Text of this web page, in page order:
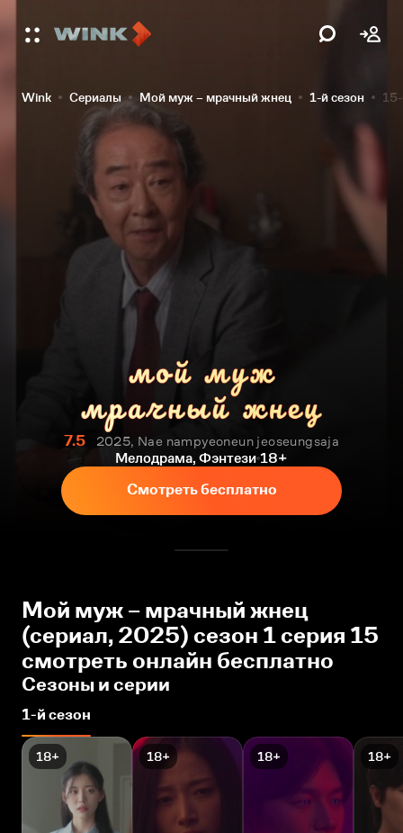
Wink Сериалы Мой муж – мрачный жнец 1-й сезон
7.5
2025, Nae nampyeoneun jeoseungsaja
Мелодрама, Фэнтези 18+
Смотреть бесплатно
Мой муж – мрачный жнец
(сериал, 2025) сезон 1 серия 15
смотреть онлайн бесплатно
Сезоны и серии
1-й сезон
18+ 18+ 18+ 18+